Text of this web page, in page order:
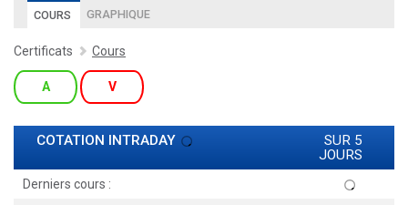
COURS GRAPHIQUE
Certificats Cours
A V
COTATION INTRADAY
SUR 5
JOURS
Derniers cours :